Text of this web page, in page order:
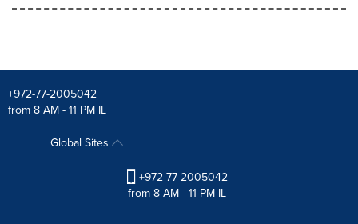
+972-77-2005042
from 8 AM - 11 PM IL
Global Sites
+972-77-2005042
from 8 AM - 11 PM IL